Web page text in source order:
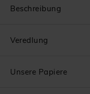
Beschreibung
Veredlung
Unsere Papiere